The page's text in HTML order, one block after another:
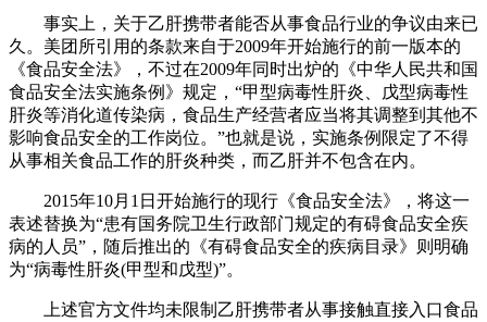
事实上，关于乙肝携带者能否从事食品行业的争议由来已
久。美团所引用的条款来自于2009年开始施行的前一版本的
《食品安全法》，不过在2009年同时出炉的《中华人民共和国
食品安全法实施条例》规定，“甲型病毒性肝炎、戊型病毒性
肝炎等消化道传染病，食品生产经营者应当将其调整到其他不
影响食品安全的工作岗位。”也就是说，实施条例限定了不得
从事相关食品工作的肝炎种类，而乙肝并不包含在内。
2015年10月1日开始施行的现行《食品安全法》，将这一
表述替换为“患有国务院卫生行政部门规定的有碍食品安全疾
病的人员”，随后推出的《有碍食品安全的疾病目录》则明确
为“病毒性肝炎(甲型和戊型)”。
上述官方文件均未限制乙肝携带者从事接触直接入口食品